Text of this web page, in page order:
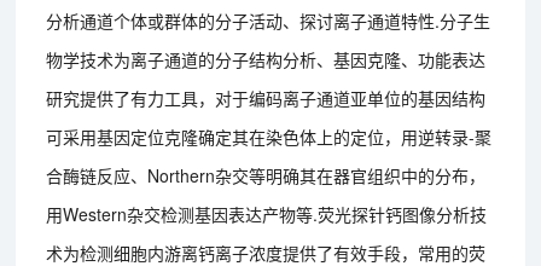
分析通道个体或群体的分子活动、探讨离子通道特性.分子生
物学技术为离子通道的分子结构分析、基因克隆、功能表达
研究提供了有力工具，对于编码离子通道亚单位的基因结构
可采用基因定位克隆确定其在染色体上的定位，用逆转录-聚
合酶链反应、Northern杂交等明确其在器官组织中的分布，
用Western杂交检测基因表达产物等.荧光探针钙图像分析技
术为检测细胞内游离钙离子浓度提供了有效手段，常用的荧